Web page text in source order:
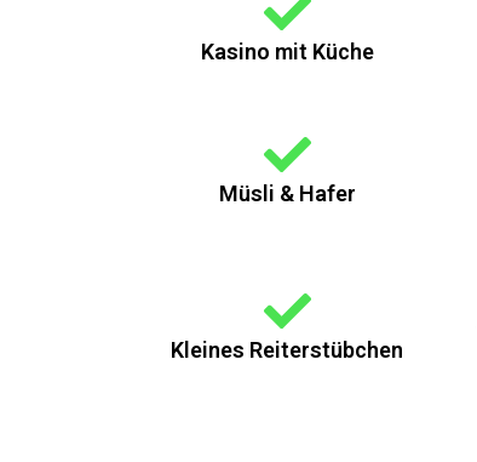
Kasino mit Küche
Müsli & Hafer
Kleines Reiterstübchen